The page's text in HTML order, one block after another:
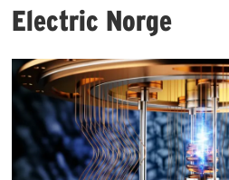
Electric Norge